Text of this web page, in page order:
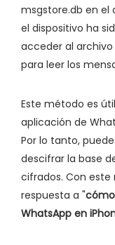
msgstore.db en el
el dispositivo ha
acceder al
para leer los
Este método es
aplicación de
Por lo tanto,
descifrar la base
cifrados. Con
respuesta a "
WhatsApp en